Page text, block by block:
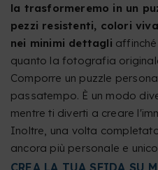
la trasformeremo in un
pezzi resistenti, colori
nei minimi dettagli
quanto la fotografia
Comporre un puzzle
passatempo. È un modo
mentre ti diverti a creare
Inoltre, una volta
ancora più personale e
CREA LA TUA SFIDA SU